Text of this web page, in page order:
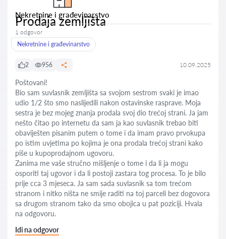
Nekretnine i građevinarstvo
Prodaja zemljišta
1 odgovor
Nekretnine i građevinarstvo
2 956 10.09.2025
Poštovani!
Bio sam suvlasnik zemljišta sa svojom sestrom svaki je imao
udio 1/2 što smo naslijedili nakon ostavinske rasprave. Moja
sestra je bez mojeg znanja prodala svoj dio trećoj strani. Ja jam
nešto čitao po internetu da sam ja kao suvlasnik trebao biti
obaviješten pisanim putem o tome i da imam pravo prvokupa
po istim uvjetima po kojima je ona prodala trećoj strani kako
piše u kupoprodajnom ugovoru.
Zanima me vaše stručno mišljenje o tome i da li ja mogu
osporiti taj ugovor i da li postoji zastara tog procesa. To je bilo
prije cca 3 mjeseca. Ja sam sada suvlasnik sa tom trećom
stranom i nitko ništa ne smije raditi na toj parceli bez dogovora
sa drugom stranom tako da smo obojica u pat poziciji. Hvala
na odgovoru.
Idi na odgovor